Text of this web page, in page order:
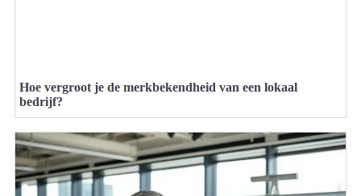
Hoe vergroot je de merkbekendheid van een lokaal
bedrijf?